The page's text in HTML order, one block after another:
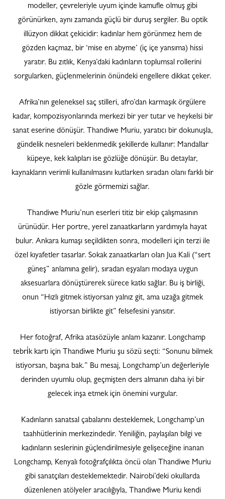
modeller, çevreleriyle uyum içinde kamufle olmuş gibi
görünürken, aynı zamanda güçlü bir duruş sergiler. Bu optik
illüzyon dikkat çekicidir: kadınlar hem görünmez hem de
gözden kaçmaz, bir ‘mise en abyme’ (iç içe yansıma) hissi
yaratır. Bu zıtlık, Kenya’daki kadınların toplumsal rollerini
sorgularken, güçlenmelerinin önündeki engellere dikkat çeker.
Afrika’nın geleneksel saç stilleri, afro’dan karmaşık örgülere
kadar, kompozisyonlarında merkezi bir yer tutar ve heykelsi bir
sanat eserine dönüşür. Thandiwe Muriu, yaratıcı bir dokunuşla,
gündelik nesneleri beklenmedik şekillerde kullanır: Mandallar
küpeye, kek kalıpları ise gözlüğe dönüşür. Bu detaylar,
kaynakların verimli kullanılmasını kutlarken sıradan olanı farklı bir
gözle görmemizi sağlar.
Thandiwe Muriu’nun eserleri titiz bir ekip çalışmasının
ürünüdür. Her portre, yerel zanaatkarların yardımıyla hayat
bulur. Ankara kumaşı seçildikten sonra, modelleri için terzi ile
özel kıyafetler tasarlar. Sokak zanaatkarları olan Jua Kali (“sert
güneş” anlamına gelir), sıradan eşyaları modaya uygun
aksesuarlara dönüştürerek sürece katkı sağlar. Bu iş birliği,
onun “Hızlı gitmek istiyorsan yalnız git, ama uzağa gitmek
istiyorsan birlikte git” felsefesini yansıtır.
Her fotoğraf, Afrika atasözüyle anlam kazanır. Longchamp
tebri̇k kartı için Thandiwe Muriu şu sözü seçti: “Sonunu bilmek
istiyorsan, başına bak.” Bu mesaj, Longchamp’un değerleriyle
derinden uyumlu olup, geçmişten ders almanın daha iyi bir
gelecek inşa etmek için önemini vurgular.
Kadınların sanatsal çabalarını desteklemek, Longchamp’un
taahhütlerinin merkezindedir. Yeniliğin, paylaşılan bilgi ve
kadınların seslerinin güçlendirilmesiyle gelişeceğine inanan
Longchamp, Kenyalı fotoğrafçılıkta öncü olan Thandiwe Muriu
gibi sanatçıları desteklemektedir. Nairobi’deki okullarda
düzenlenen atölyeler aracılığıyla, Thandiwe Muriu kendi